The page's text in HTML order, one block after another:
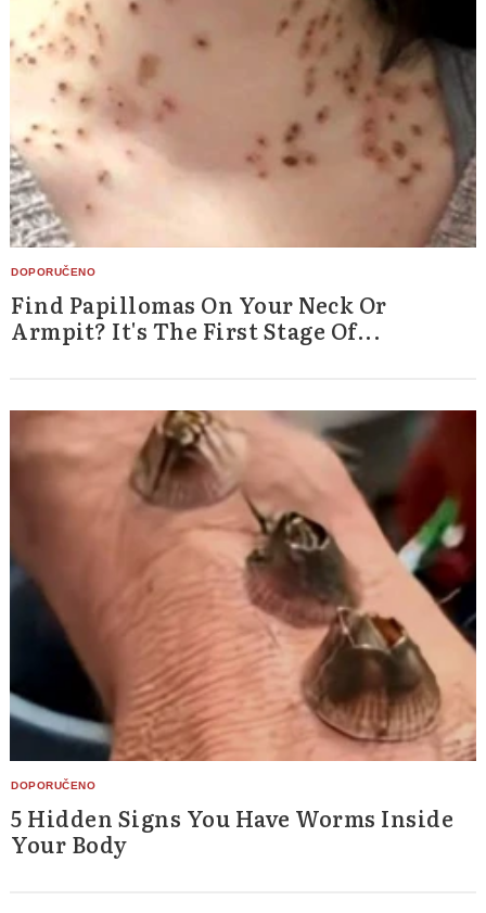
Find Papillomas On Your Neck Or
Armpit? It's The First Stage Of...
5 Hidden Signs You Have Worms Inside
Your Body